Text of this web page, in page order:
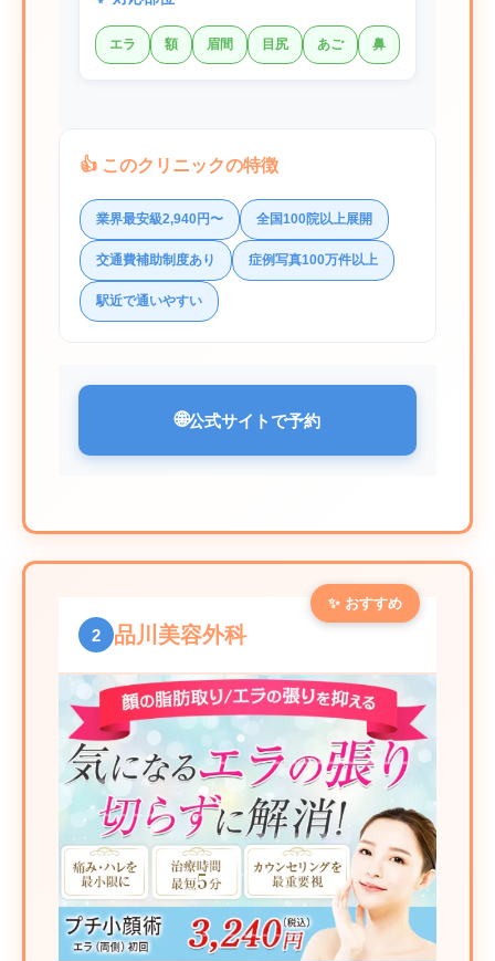
エラ 額 眉間 目尻 あご 鼻
👍 このクリニックの特徴
業界最安級2,940円〜 全国100院以上展開
交通費補助制度あり 症例写真100万件以上
駅近で通いやすい
🌐公式サイトで予約
✨ おすすめ
2 品川美容外科